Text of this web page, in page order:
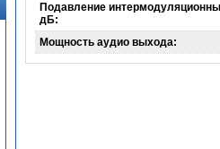
Подавление
дБ:
Мощность аудио выхода: